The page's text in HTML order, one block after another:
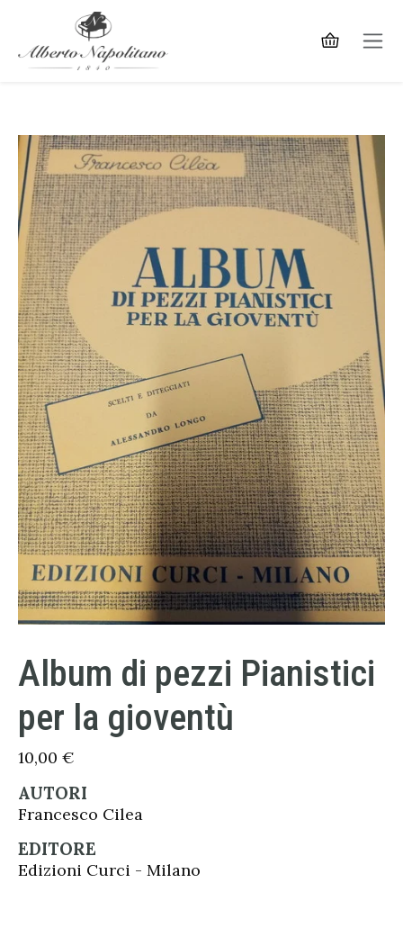
Album di pezzi Pianistici
per la gioventù
10,00 €
AUTORI
Francesco Cilea
EDITORE
Edizioni Curci - Milano